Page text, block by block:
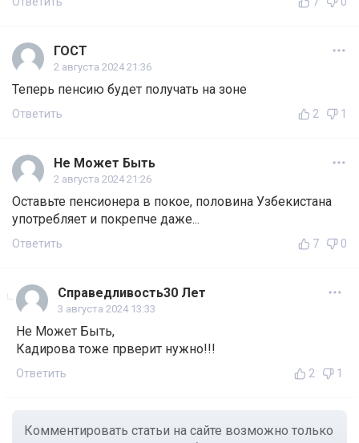
ГОСТ
2 августа 2024 21:36
Теперь пенсию будет получать на зоне
Ответить 2 1
Не Может Быть
2 августа 2024 21:26
Оставьте пенсионера в покое, половина Узбекистана
употребляет и покрепче даже...
Ответить 7 0
Справедливость30 Лет
3 августа 2024 13:33
Не Может Быть,
Кадирова тоже прверит нужно!!!
Ответить 2 1
Комментировать статьи на сайте возможно только